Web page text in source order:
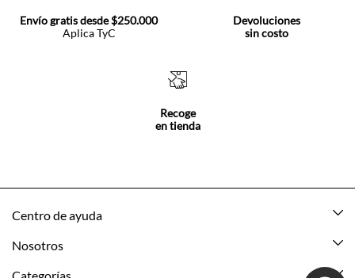
Envío gratis desde $250.000
Aplica TyC
Devoluciones
sin costo
Recoge
en tienda
Centro de ayuda
Mis pedidos
Nosotros
Acerca de Tennis
Categorías